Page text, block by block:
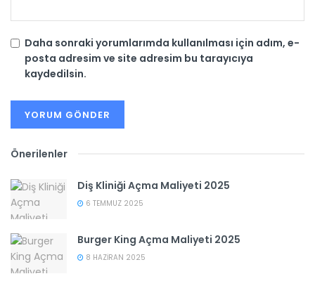
Daha sonraki yorumlarımda kullanılması için adım, e-
posta adresim ve site adresim bu tarayıcıya
kaydedilsin.
Önerilenler
Diş Kliniği Açma Maliyeti 2025
6 TEMMUZ 2025
Burger King Açma Maliyeti 2025
8 HAZIRAN 2025